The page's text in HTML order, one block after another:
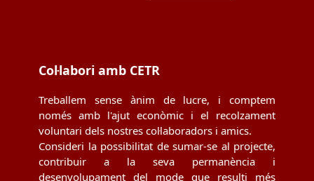
Col·labori amb CETR
Treballem sense ànim de lucre, i comptem
només amb l'ajut econòmic i el recolzament
voluntari dels nostres col·laboradors i amics.
Consideri la possibilitat de sumar-se al projecte,
contribuir a la seva permanència i
desenvolupament del mode que resulti més